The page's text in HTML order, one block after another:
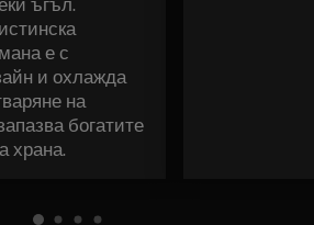
е с
и охлажда
на
богатите
храна.